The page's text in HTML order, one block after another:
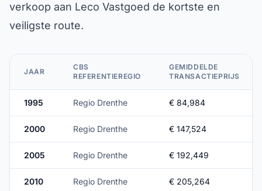
verkoop aan Leco Vastgoed de kortste en
veiligste route.
JAAR
CBS
REFERENTIEREGIO
GEMIDDELDE
TRANSACTIEPRIJS
1995 Regio Drenthe € 84,984
2000 Regio Drenthe € 147,524
2005 Regio Drenthe € 192,449
2010 Regio Drenthe € 205,264